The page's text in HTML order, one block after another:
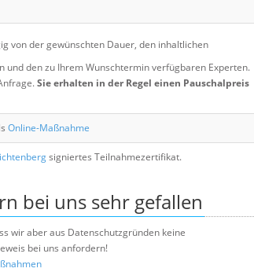
von der gewünschten Dauer, den inhaltlichen
und den zu Ihrem Wunschtermin verfügbaren Experten.
Sie erhalten in der Regel einen Pauschalpreis
Online-Maßnahme
signiertes Teilnahmezertifikat.
bei uns sehr gefallen
wir aber aus Datenschutzgründen keine
bei uns anfordern!